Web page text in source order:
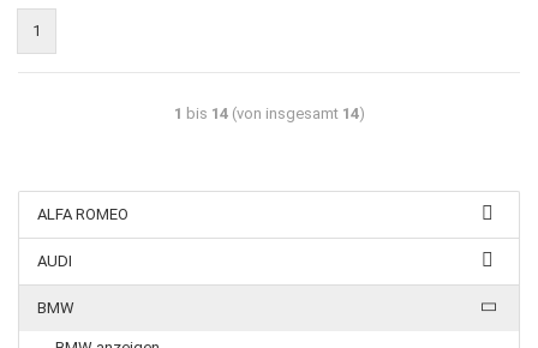
1
1 bis 14(von insgesamt 14)
ALFA ROMEO
AUDI
BMW